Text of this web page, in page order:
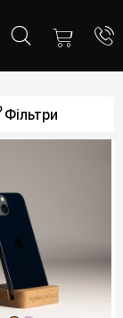
Фільтри